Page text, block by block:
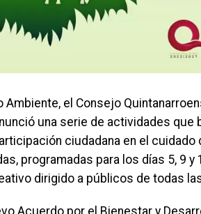
Ambiente, el Consejo
una serie de actividades
ciudadana en el
programadas para los días 5, 9 y
dirigido a públicos de todas
Acuerdo por el Bienestar y